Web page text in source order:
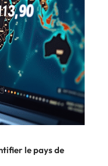
le pays de